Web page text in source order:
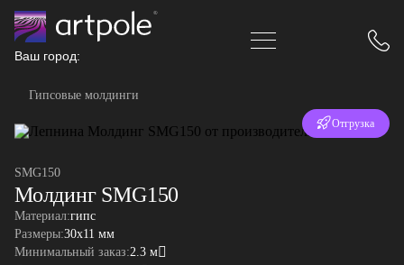
Ваш город:
Гипсовые молдинги
Отгрузка
SMG150
Молдинг SMG150
Материал:гипс
Размеры:30x11 мм
Минимальный заказ:2.3 м